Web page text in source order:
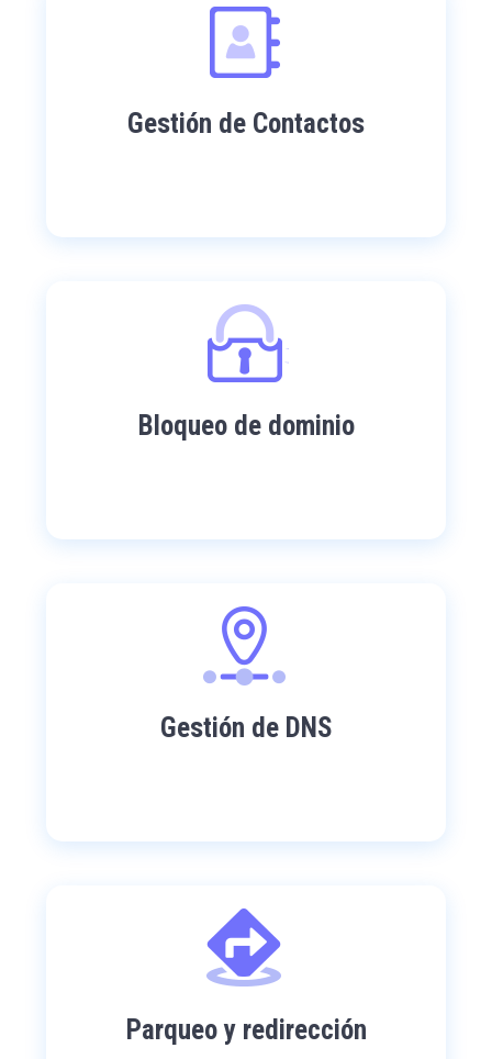
Gestión de Contactos
Bloqueo de dominio
Gestión de DNS
Parqueo y redirección